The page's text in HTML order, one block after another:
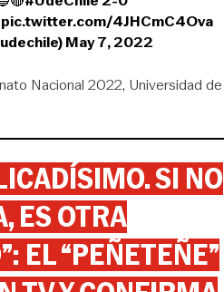
pic.twitter.com/4JHCmC4Ova
May 7, 2022
Nacional 2022 Universidad de
SI NO
ES OTRA
EL “PEÑETEÑE”